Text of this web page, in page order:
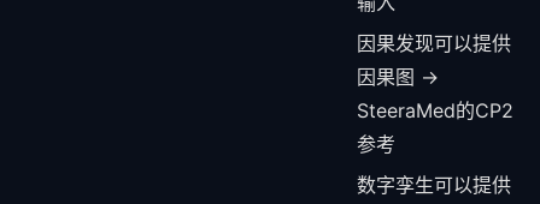
因果发现可以提供
因果图 →
SteeraMed的CP2
参考
数字孪生可以提供